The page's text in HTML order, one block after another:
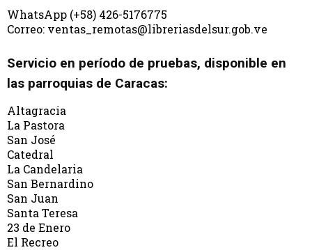
WhatsApp (+58) 426-5176775
Correo: ventas_remotas@libreriasdelsur.gob.ve
Servicio en período de pruebas, disponible en
las parroquias de Caracas:
Altagracia
La Pastora
San José
Catedral
La Candelaria
San Bernardino
San Juan
Santa Teresa
23 de Enero
El Recreo